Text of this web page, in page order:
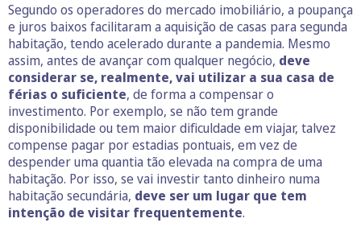
Segundo os operadores do mercado imobiliário, a poupança
e juros baixos facilitaram a aquisição de casas para segunda
habitação, tendo acelerado durante a pandemia. Mesmo
assim, antes de avançar com qualquer negócio, deve
considerar se, realmente, vai utilizar a sua casa de
férias o suficiente, de forma a compensar o
investimento. Por exemplo, se não tem grande
disponibilidade ou tem maior dificuldade em viajar, talvez
compense pagar por estadias pontuais, em vez de
despender uma quantia tão elevada na compra de uma
habitação. Por isso, se vai investir tanto dinheiro numa
habitação secundária, deve ser um lugar que tem
intenção de visitar frequentemente.